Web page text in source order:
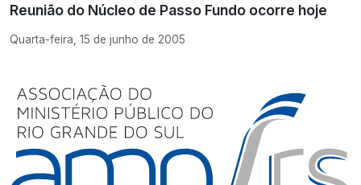
Reunião do Núcleo de Passo Fundo ocorre hoje
Quarta-feira, 15 de junho de 2005